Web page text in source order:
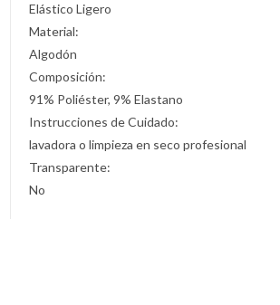
Elástico Ligero
Material:
Algodón
Composición:
91% Poliéster, 9% Elastano
Instrucciones de Cuidado:
lavadora o limpieza en seco profesional
Transparente:
No